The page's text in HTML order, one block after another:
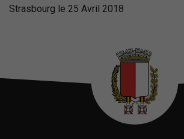
Strasbourg le 25 Avril 2018